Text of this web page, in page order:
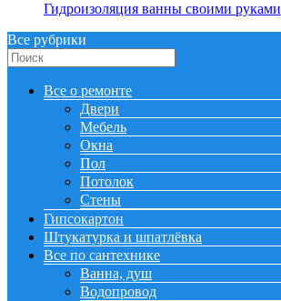
Гидроизоляция ванны своими руками
Все рубрики
Все о ремонте
Двери
Мебель
Окна
Пол
Потолок
Стены
Гипсокартон
Штукатурка и шпатлёвка
Все по сантехнике
Ванна, душ
Водопровод